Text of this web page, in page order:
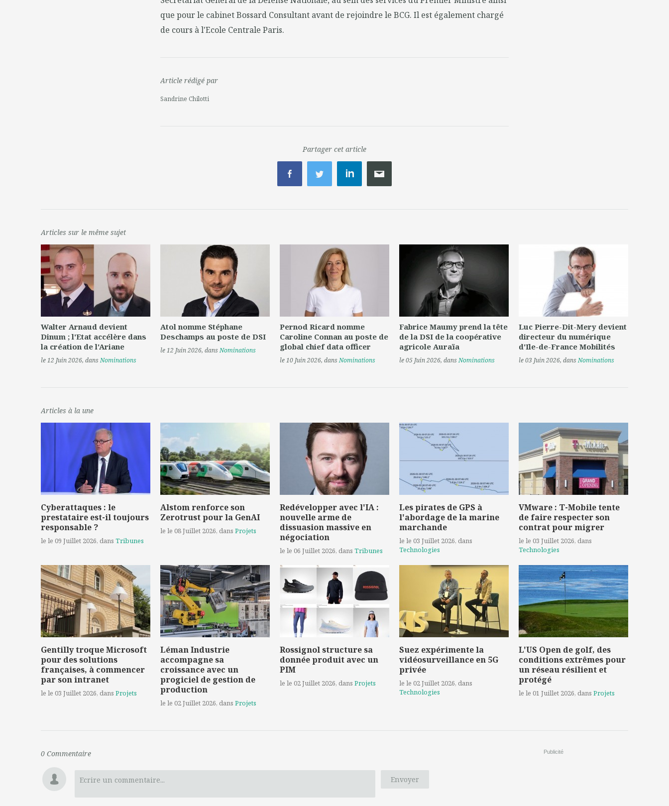
que pour le cabinet Bossard Consultant avant de rejoindre le BCG. Il est également chargé
de cours à l'Ecole Centrale Paris.
Article rédigé par
Sandrine Chilotti
Partager cet article
Articles sur le même sujet
Walter Arnaud devient
Dinum ; l'Etat accélère dans
la création de l'Ariane
le 12 Juin 2026, dansNominations
Atol nomme Stéphane
Deschamps au poste de DSI
le 12 Juin 2026, dansNominations
Pernod Ricard nomme
Caroline Connan au poste de
global chief data officer
le 10 Juin 2026, dansNominations
Fabrice Maumy prend la tête
de la DSI de la coopérative
agricole Auraïa
le 05 Juin 2026, dansNominations
Luc Pierre-Dit-Mery devient
directeur du numérique
d'Ile-de-France Mobilités
le 03 Juin 2026, dansNominations
Articles à la une
Cyberattaques : le
prestataire est-il toujours
responsable ?
le le 09 Juillet 2026, dans Tribunes
Alstom renforce son
Zerotrust pour la GenAI
le le 08 Juillet 2026, dans Projets
Redévelopper avec l'IA :
nouvelle arme de
dissuasion massive en
négociation
le le 06 Juillet 2026, dans Tribunes
Les pirates de GPS à
l'abordage de la marine
marchande
le le 03 Juillet 2026, dans
Technologies
VMware : T-Mobile tente
de faire respecter son
contrat pour migrer
le le 03 Juillet 2026, dans
Technologies
Gentilly troque Microsoft
pour des solutions
françaises, à commencer
par son intranet
le le 03 Juillet 2026, dans Projets
Léman Industrie
accompagne sa
croissance avec un
progiciel de gestion de
production
le le 02 Juillet 2026, dans Projets
Rossignol structure sa
donnée produit avec un
PIM
le le 02 Juillet 2026, dans Projets
Suez expérimente la
vidéosurveillance en 5G
privée
le le 02 Juillet 2026, dans
Technologies
L'US Open de golf, des
conditions extrêmes pour
un réseau résilient et
protégé
le le 01 Juillet 2026, dans Projets
0 Commentaire
Envoyer
Ecrire un commentaire...
Publicité